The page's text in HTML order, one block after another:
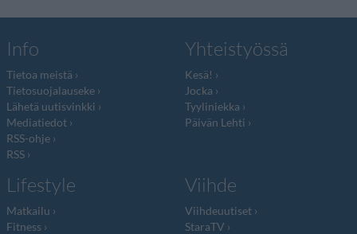
Info
Tietoa meistä
Tietosuojalauseke
Lähetä uutisvinkki
Mediatiedot
RSS-ohje
RSS
Yhteistyössä
Kesä!
Jocka
Tyyliniekka
Päivän Lehti
Lifestyle
Matkailu
Fitness
Viihde
Viihdeuutiset
StaraTV